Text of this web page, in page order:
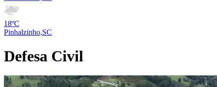
18ºC
Pinhalzinho,SC
Defesa Civil